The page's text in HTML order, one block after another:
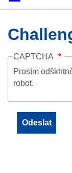
DomůKolekce O
CAPTCHA
Prosím
robot.